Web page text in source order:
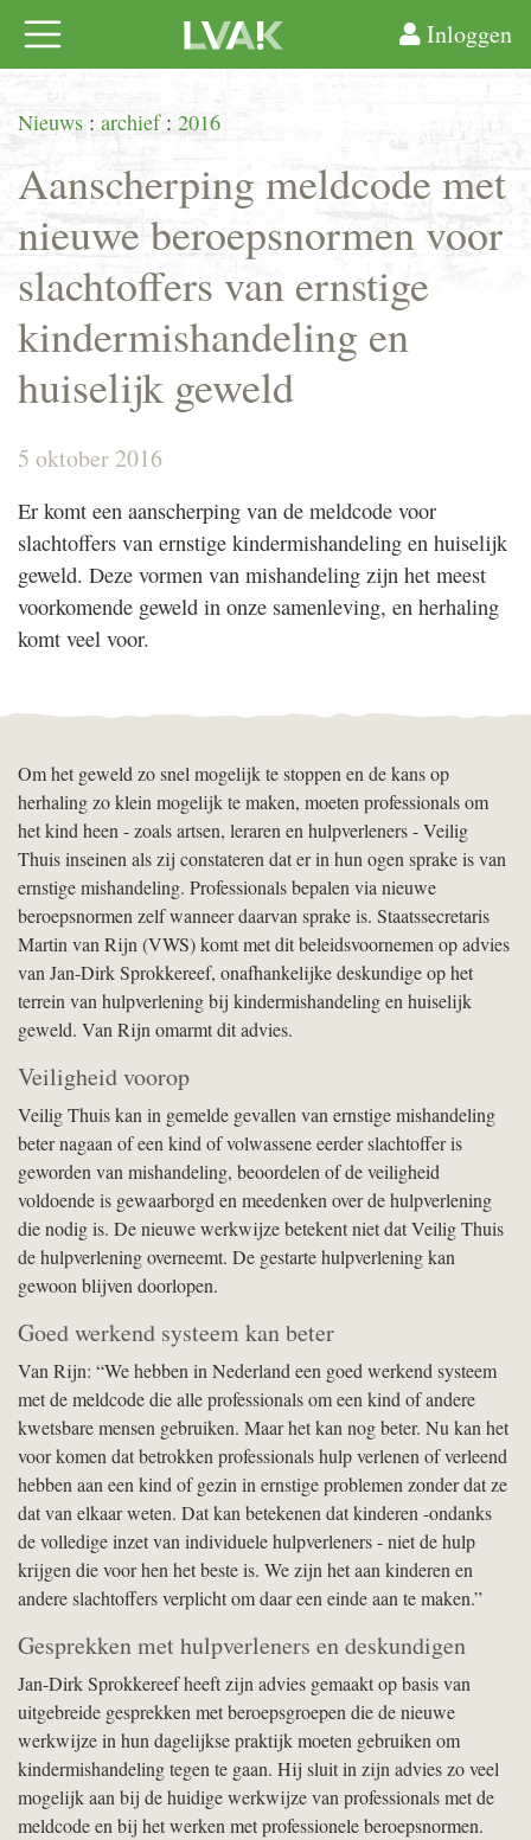
Inloggen
Nieuws : archief: 2016
Aanscherping meldcode met
nieuwe beroepsnormen voor
slachtoffers van ernstige
kindermishandeling en
huiselijk geweld
5 oktober 2016
Er komt een aanscherping van de meldcode voor
slachtoffers van ernstige kindermishandeling en huiselijk
geweld. Deze vormen van mishandeling zijn het meest
voorkomende geweld in onze samenleving, en herhaling
komt veel voor.
Om het geweld zo snel mogelijk te stoppen en de kans op
herhaling zo klein mogelijk te maken, moeten professionals om
het kind heen - zoals artsen, leraren en hulpverleners - Veilig
Thuis inseinen als zij constateren dat er in hun ogen sprake is van
ernstige mishandeling. Professionals bepalen via nieuwe
beroepsnormen zelf wanneer daarvan sprake is. Staatssecretaris
Martin van Rijn (VWS) komt met dit beleidsvoornemen op advies
van Jan-Dirk Sprokkereef, onafhankelijke deskundige op het
terrein van hulpverlening bij kindermishandeling en huiselijk
geweld. Van Rijn omarmt dit advies.
Veiligheid voorop
Veilig Thuis kan in gemelde gevallen van ernstige mishandeling
beter nagaan of een kind of volwassene eerder slachtoffer is
geworden van mishandeling, beoordelen of de veiligheid
voldoende is gewaarborgd en meedenken over de hulpverlening
die nodig is. De nieuwe werkwijze betekent niet dat Veilig Thuis
de hulpverlening overneemt. De gestarte hulpverlening kan
gewoon blijven doorlopen.
Goed werkend systeem kan beter
Van Rijn: “We hebben in Nederland een goed werkend systeem
met de meldcode die alle professionals om een kind of andere
kwetsbare mensen gebruiken. Maar het kan nog beter. Nu kan het
voor komen dat betrokken professionals hulp verlenen of verleend
hebben aan een kind of gezin in ernstige problemen zonder dat ze
dat van elkaar weten. Dat kan betekenen dat kinderen -ondanks
de volledige inzet van individuele hulpverleners - niet de hulp
krijgen die voor hen het beste is. We zijn het aan kinderen en
andere slachtoffers verplicht om daar een einde aan te maken.”
Gesprekken met hulpverleners en deskundigen
Jan-Dirk Sprokkereef heeft zijn advies gemaakt op basis van
uitgebreide gesprekken met beroepsgroepen die de nieuwe
werkwijze in hun dagelijkse praktijk moeten gebruiken om
kindermishandeling tegen te gaan. Hij sluit in zijn advies zo veel
mogelijk aan bij de huidige werkwijze van professionals met de
meldcode en bij het werken met professionele beroepsnormen.